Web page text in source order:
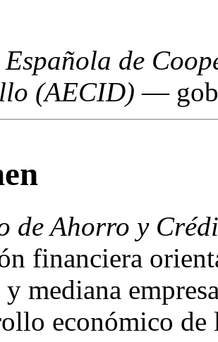
Española de
(AECID) —
de Ahorro y
financiera
y mediana
económico